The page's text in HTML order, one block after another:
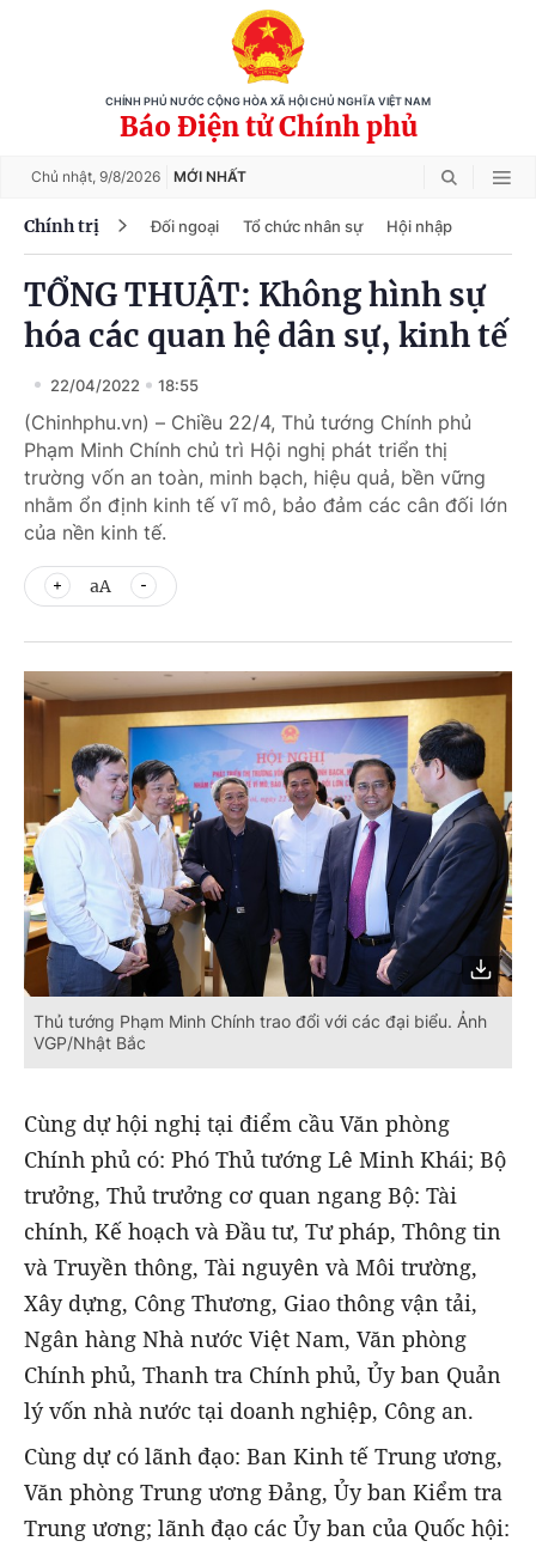
CHÍNH PHỦ NƯỚC CỘNG HÒA XÃ HỘI CHỦ NGHĨA VIỆT NAM
Báo Điện tử Chính phủ
Chủ nhật, 9/8/2026 MỚI NHẤT
Chính trị Đối ngoại Tổ chức nhân sự Hội nhập
TỔNG THUẬT: Không hình sự
hóa các quan hệ dân sự, kinh tế
22/04/2022 18:55
(Chinhphu.vn) – Chiều 22/4, Thủ tướng Chính phủ
Phạm Minh Chính chủ trì Hội nghị phát triển thị
trường vốn an toàn, minh bạch, hiệu quả, bền vững
nhằm ổn định kinh tế vĩ mô, bảo đảm các cân đối lớn
của nền kinh tế.
aA
Thủ tướng Phạm Minh Chính trao đổi với các đại biểu. Ảnh
VGP/Nhật Bắc
Cùng dự hội nghị tại điểm cầu Văn phòng
Chính phủ có: Phó Thủ tướng Lê Minh Khái; Bộ
trưởng, Thủ trưởng cơ quan ngang Bộ: Tài
chính, Kế hoạch và Đầu tư, Tư pháp, Thông tin
và Truyền thông, Tài nguyên và Môi trường,
Xây dựng, Công Thương, Giao thông vận tải,
Ngân hàng Nhà nước Việt Nam, Văn phòng
Chính phủ, Thanh tra Chính phủ, Ủy ban Quản
lý vốn nhà nước tại doanh nghiệp, Công an.
Cùng dự có lãnh đạo: Ban Kinh tế Trung ương,
Văn phòng Trung ương Đảng, Ủy ban Kiểm tra
Trung ương; lãnh đạo các Ủy ban của Quốc hội: